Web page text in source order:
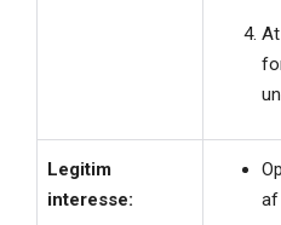
Legitim
interesse:
af